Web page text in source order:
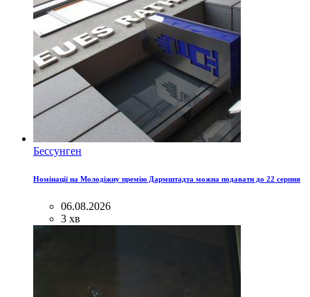
Бессунген
Номінації на Молодіжну премію Дармштадта можна подавати до 22 серпня
06.08.2026
3 хв